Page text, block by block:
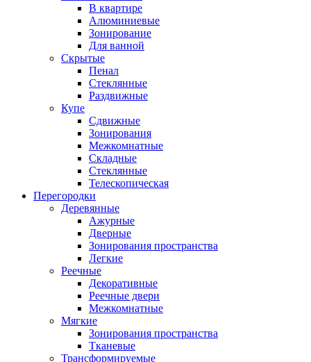
В квартире
Алюминиевые
Зонирование
Для ванной
Скрытые
Пенал
Стеклянные
Раздвижные
Купе
Сдвижные
Зонирования
Межкомнатные
Складные
Стеклянные
Телескопическая
Перегородки
Деревянные
Ажурные
Дверные
Зонирования пространства
Легкие
Реечные
Декоративные
Реечные двери
Межкомнатные
Мягкие
Зонирования пространства
Тканевые
Трансформируемые